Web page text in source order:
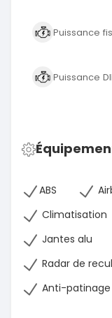
Puissance
Puissance
ABS
Climatisation
Jantes alu
Radar de recul
Anti-patinage